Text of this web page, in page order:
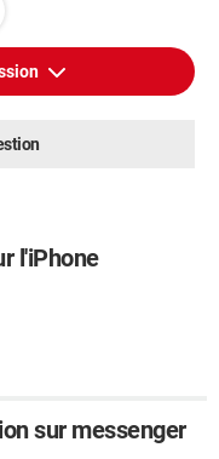
l'iPhone
sur messenger